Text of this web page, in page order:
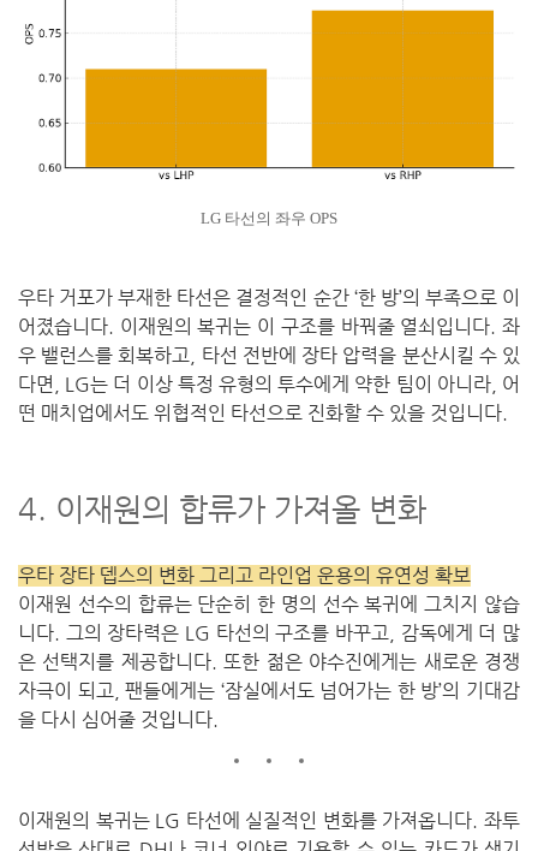
LG 타선의 좌우 OPS
우타 거포가 부재한 타선은 결정적인 순간 ‘한 방’의 부족으로 이
어졌습니다. 이재원의 복귀는 이 구조를 바꿔줄 열쇠입니다.좌
우 밸런스를 회복하고, 타선 전반에 장타 압력을 분산시킬 수 있
다면, LG는 더 이상 특정 유형의 투수에게 약한 팀이 아니라, 어
떤 매치업에서도 위협적인 타선으로 진화할 수 있을 것입니다.
4. 이재원의 합류가 가져올 변화
우타 장타 뎁스의 변화 그리고 라인업 운용의 유연성 확보
이재원 선수의 합류는 단순히 한 명의 선수 복귀에 그치지 않습
니다. 그의 장타력은 LG 타선의 구조를 바꾸고, 감독에게 더 많
은 선택지를 제공합니다.또한 젊은 야수진에게는 새로운 경쟁
자극이 되고,팬들에게는 ‘잠실에서도 넘어가는 한 방’의 기대감
을 다시 심어줄 것입니다.
이재원의 복귀는 LG 타선에 실질적인 변화를 가져옵니다. 좌투